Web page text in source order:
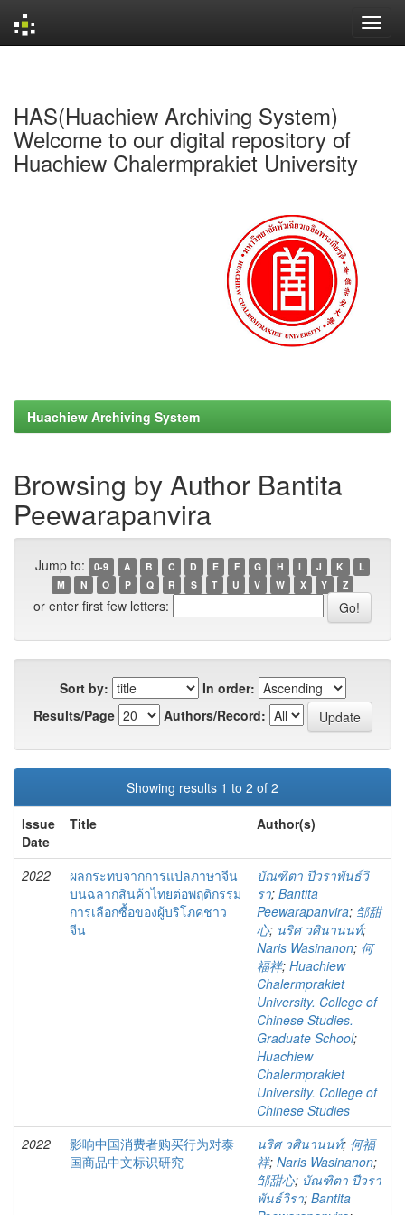
HAS(Huachiew Archiving System)
Welcome to our digital repository of
Huachiew Chalermprakiet University
Huachiew Archiving System
Browsing by Author Bantita
Peewarapanvira
Jump to: 0-9 A B C D E F G H I J K
L
M
N O P Q R S T U V W X Y Z
or enter first few letters:
Sort by:
In order:
Results/Page
Authors/Record:
Showing results 1 to 2 of 2
Issue
Date
Title Author(s)
2022
ผลกระทบจากการแปลภาษาจีน
บนฉลากสินค้าไทยต่อพฤติกรรม
การเลือกซื้อของผู้บริโภคชาว
จีน
บัณฑิตา ปีวราพันธ์วิ
รา; Bantita
Peewarapanvira; 邹甜
心; นริศ วศินานนท์;
Naris Wasinanon; 何
福祥; Huachiew
Chalermprakiet
University. College of
Chinese Studies.
Graduate School;
Huachiew
Chalermprakiet
University. College of
Chinese Studies
2022
影响中国消费者购买行为对泰
国商品中文标识研究
นริศ วศินานนท์; 何福
祥; Naris Wasinanon;
邹甜心; บัณฑิตา ปีวรา
พันธ์วิรา; Bantita